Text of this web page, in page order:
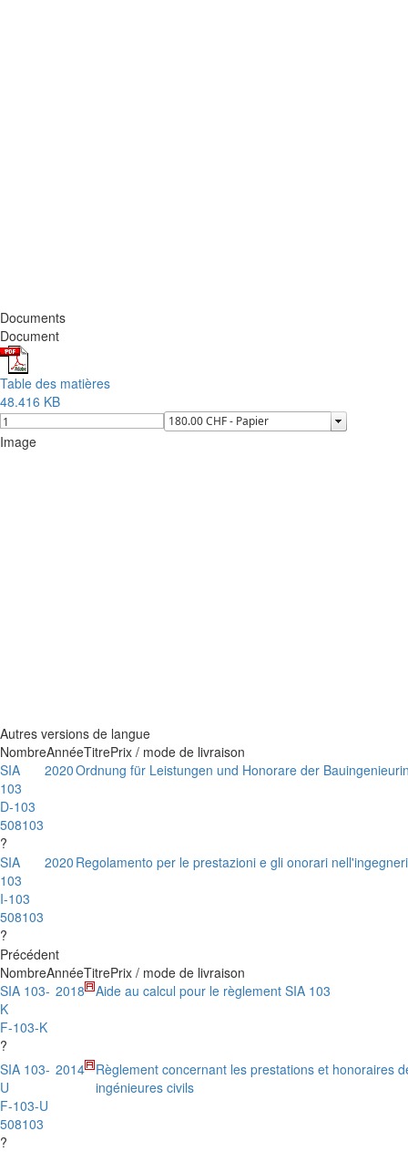
Documents
Document
Table des matières
48.416 KB
Image
Autres versions de langue
NombreAnnéeTitrePrix / mode de livraison
SIA
103
D-103
508103
?
2020Ordnung für Leistungen und Honorare der
SIA
103
I-103
508103
?
2020 Regolamento per le prestazioni e gli onorari
Précédent
NombreAnnéeTitrePrix / mode de livraison
SIA 103-
K
F-103-K
?
2018 Aide au calcul pour le règlement SIA 103
SIA 103-
U
F-103-U
508103
?
2014
Règlement concernant les prestations et honoraires
ingénieures civils